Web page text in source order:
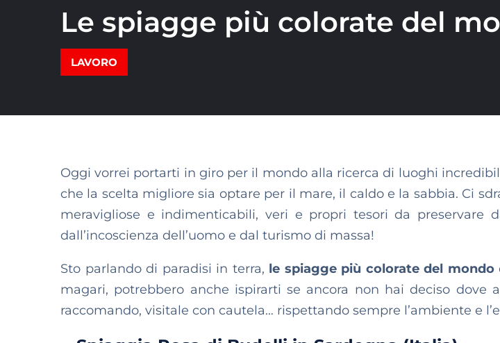
Le spiagge più colorate del
LAVORO
Oggi vorrei portarti in giro per il mondo alla ricerca di luoghi
che la scelta migliore sia optare per il mare, il caldo e la sabbia. Ci
meravigliose e indimenticabili, veri e propri tesori da preservare
dall’incoscienza dell’uomo e dal turismo di massa!
Sto parlando di paradisi in terra, le spiagge più colorate del mondo
magari, potrebbero anche ispirarti se ancora non hai deciso dove
raccomando, visitale con cautela… rispettando sempre l’ambiente e